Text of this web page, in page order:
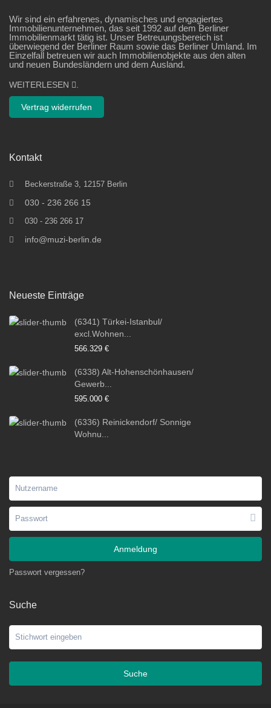
Wir sind ein erfahrenes, dynamisches und engagiertes
Immobilienunternehmen, das seit 1992 auf dem Berliner
Immobilienmarkt tätig ist. Unser Betreuungsbereich ist
überwiegend der Berliner Raum sowie das Berliner Umland. Im
Einzelfall betreuen wir auch Immobilienobjekte aus den alten
und neuen Bundesländern und dem Ausland.
WEITERLESEN
Vertrag widerrufen
Kontakt
Beckerstraße 3, 12157 Berlin
030 - 236 266 15
030 - 236 266 17
info@muzi-berlin.de
Neueste Einträge
(6341) Türkei-Istanbul/
excl.Wohnen...
566.329 €
(6338) Alt-Hohenschönhausen/
Gewerb...
595.000 €
(6336) Reinickendorf/ Sonnige
Wohnu...
Anmeldung
Passwort vergessen?
Suche
Suche